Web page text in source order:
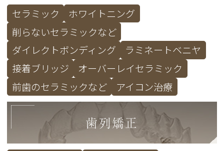
セラミック
ホワイトニング
削らないセラミックなど
ダイレクトボンディング
ラミネートベニヤ
接着ブリッジ
オーバーレイセラミック
前歯のセラミックなど
アイコン治療
歯列矯正